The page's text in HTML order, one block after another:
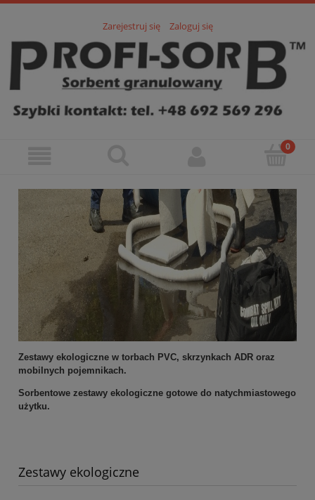
Zarejestruj się Zaloguj się
Zestawy ekologiczne w torbach PVC, skrzynkach ADR oraz
mobilnych pojemnikach.
Sorbentowe zestawy ekologiczne gotowe do natychmiastowego
użytku.
Zestawy ekologiczne